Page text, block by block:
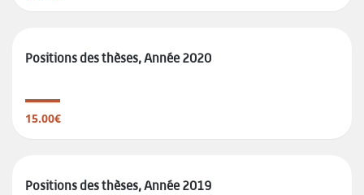
Positions des thèses, Année 2020
15.00€
Positions des thèses, Année 2019